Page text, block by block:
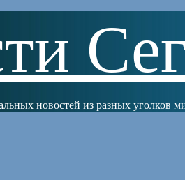
новостей из разных уголков